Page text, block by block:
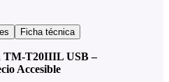
Ficha técnica
TM-T20IIIL USB –
Accesible